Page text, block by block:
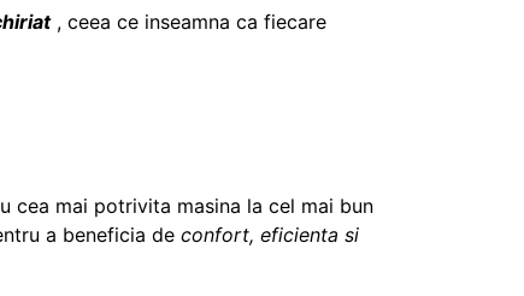
, ceea ce inseamna ca fiecare
cea mai potrivita masina la cel mai bun
a beneficia de confort, eficienta si